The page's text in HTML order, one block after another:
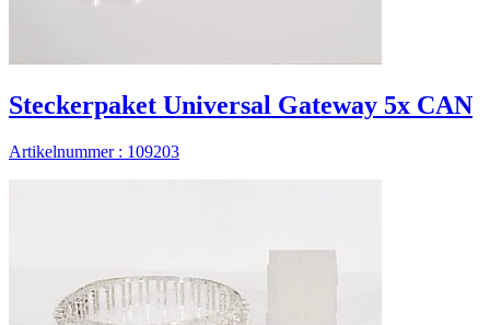
Steckerpaket Universal Gateway 5x CAN
Artikelnummer : 109203